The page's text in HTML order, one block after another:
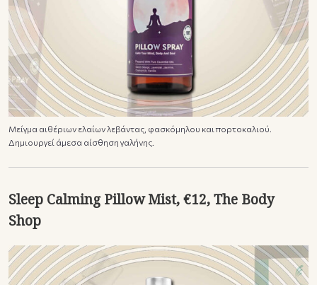
Μείγμα αιθέριων ελαίων λεβάντας, φασκόμηλου και πορτοκαλιού.
Δημιουργεί άμεσα αίσθηση γαλήνης.
Sleep Calming Pillow Mist, €12, The Body
Shop